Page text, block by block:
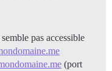
pas accessible
(port